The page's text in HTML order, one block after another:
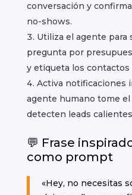
conversación y
no-shows.
Utiliza el agente para
pregunta por
y etiqueta los
Activa notificaciones
agente humano tome
detecten leads
💬 Frase
como prompt
«Hey, no necesitas